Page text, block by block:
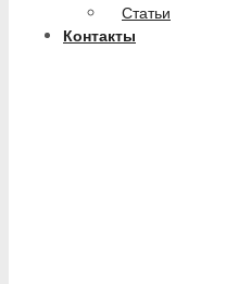
Статьи
Контакты